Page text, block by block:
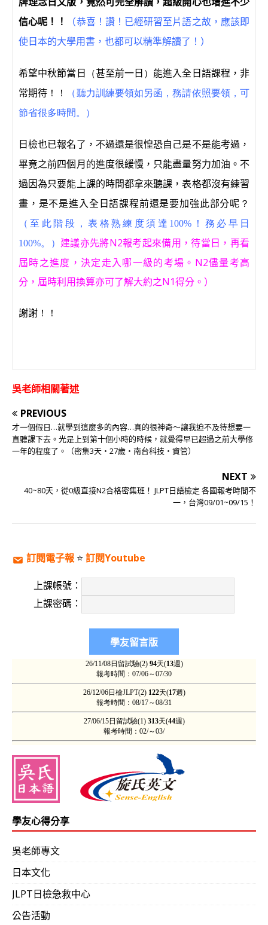
牌理念日文版，竟然可完全解讀，超級開心也增進不少
信心呢！！
（恭喜！讚！已經研習至片語之故，應該即
使日本的大學用書，也都可以精準解讀了！）
希望中秋節當日 （甚至前一日 ） 能進入全日語課程，非
常期待 ！！
（聽力訓練要領如另函，務請依照要領，可
節省很多時間。）
日檢也已報名了，不過還是很惶恐自己是不是能考過，
畢竟之前四個月的進度很緩慢，只能盡量努力加油。不
過因為只要能上課的時間都拿來聽課，表格都沒有練習
畫，是不是進入全日語課程前還是要加強此部分呢 ？
（至此階段，表格熟練度須達100%！務必早日
100%。） 建議亦先將N2報考起來備用，待當日，再看
屆時之進度，決定走入哪一級的考場。N2儘量考高
分，屆時利用換算亦可了解大約之N1得分。）
謝謝 ！！
吳老師相關著述
PREVIOUS
才一個假日…就學到這麼多的內容…真的很神奇～讓我迫不及待想要一
直聽課下去。光是上到第十個小時的時候，就覺得早已超過之前大學修
一年的程度了。（密集3天‧27歲‧南台科技‧資管）
NEXT
40~80天，從0級直接N2合格密集班！ JLPT日語檢定 各國報考時間不
一，台灣09/01~09/15！
訂閱電子報 ⭐️ 訂閱Youtube
上課帳號：
上課密碼：
學友心得分享
吳老師專文
日本文化
JLPT日檢急救中心
公告活動